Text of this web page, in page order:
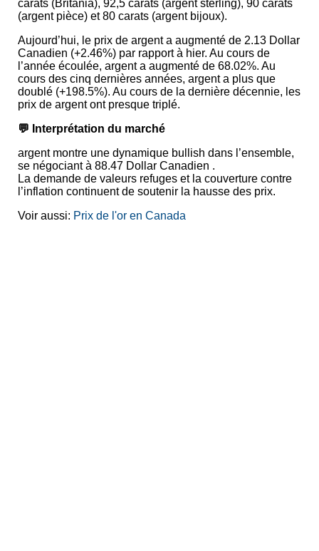
carats (Britania), 92,5 carats (argent sterling), 90 carats
(argent pièce) et 80 carats (argent bijoux).
Aujourd’hui, le prix de argent a augmenté de 2.13 Dollar
Canadien (+2.46%) par rapport à hier. Au cours de
l’année écoulée, argent a augmenté de 68.02%. Au
cours des cinq dernières années, argent a plus que
doublé (+198.5%). Au cours de la dernière décennie, les
prix de argent ont presque triplé.
💬 Interprétation du marché
argent montre une dynamique bullish dans l’ensemble,
se négociant à 88.47 Dollar Canadien .
La demande de valeurs refuges et la couverture contre
l’inflation continuent de soutenir la hausse des prix.
Voir aussi: Prix de l'or en Canada